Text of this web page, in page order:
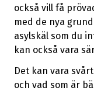
också vill få
med de nya
asylskäl som du
kan också vara
Det kan vara
och vad som är